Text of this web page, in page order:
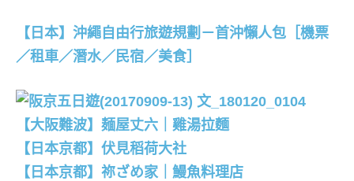
【日本】沖繩自由行旅遊規劃－首沖懶人包［機票
／租車／潛水／民宿／美食］
【大阪難波】麺屋丈六｜雞湯拉麵
【日本京都】伏見稻荷大社
【日本京都】祢ざめ家｜鰻魚料理店